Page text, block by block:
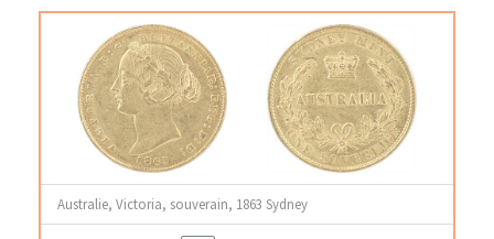
Australie, Victoria, souverain, 1863 Sydney